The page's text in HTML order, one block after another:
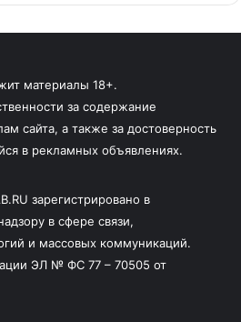
материалы 18+.
за содержание
сайта, а также за достоверность
в рекламных объявлениях.
зарегистрировано в
в сфере связи,
и массовых коммуникаций.
ЭЛ № ФС 77 – 70505 от